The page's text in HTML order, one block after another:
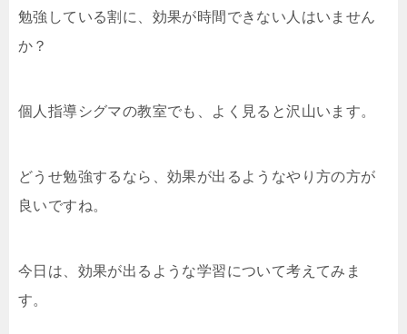
勉強している割に、効果が時間できない人はいません
か？
個人指導シグマの教室でも、よく見ると沢山います。
どうせ勉強するなら、効果が出るようなやり方の方が
良いですね。
今日は、効果が出るような学習について考えてみま
す。